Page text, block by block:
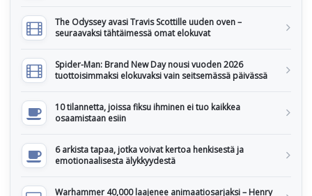
The Odyssey avasi Travis Scottille uuden oven –
seuraavaksi tähtäimessä omat elokuvat
Spider-Man: Brand New Day nousi vuoden 2026
tuottoisimmaksi elokuvaksi vain seitsemässä päivässä
10 tilannetta, joissa fiksu ihminen ei tuo kaikkea
osaamistaan esiin
6 arkista tapaa, jotka voivat kertoa henkisestä ja
emotionaalisesta älykkyydestä
Warhammer 40,000 laajenee animaatiosarjaksi – Henry